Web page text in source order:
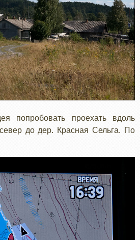
попробовать проехать вдоль
до дер. Красная Сельга. По